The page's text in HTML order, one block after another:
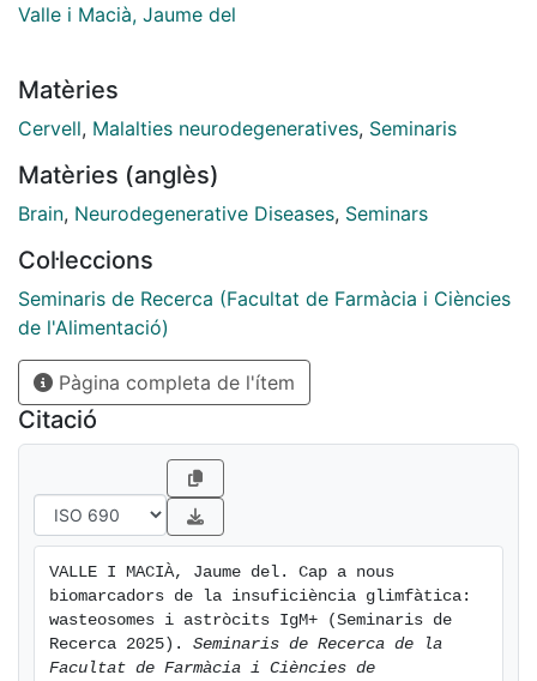
Valle i Macià, Jaume del
Matèries
Cervell, Malalties neurodegeneratives, Seminaris
Matèries (anglès)
Brain, Neurodegenerative Diseases, Seminars
Col·leccions
Seminaris de Recerca (Facultat de Farmàcia i Ciències
de l'Alimentació)
Pàgina completa de l'ítem
Citació
VALLE I MACIÀ, Jaume del. Cap a nous
biomarcadors de la insuficiència glimfàtica:
wasteosomes i astròcits IgM+ (Seminaris de
Recerca 2025). Seminaris de Recerca de la
Facultat de Farmàcia i Ciències de